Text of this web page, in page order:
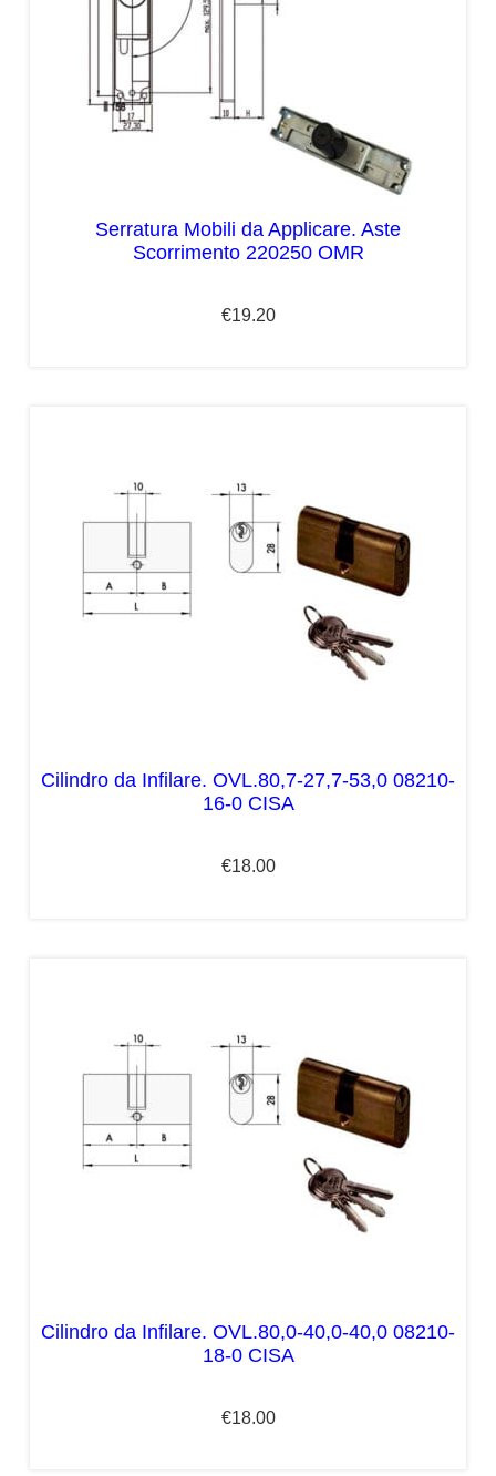
Serratura Mobili da Applicare. Aste
Scorrimento 220250 OMR
€19.20
Cilindro da Infilare. OVL.80,7-27,7-53,0 08210-
16-0 CISA
€18.00
Cilindro da Infilare. OVL.80,0-40,0-40,0 08210-
18-0 CISA
€18.00